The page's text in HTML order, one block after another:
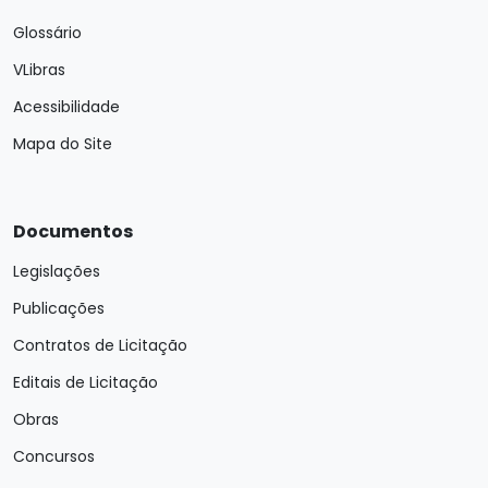
Glossário
VLibras
Acessibilidade
Mapa do Site
Documentos
Legislações
Publicações
Contratos de Licitação
Editais de Licitação
Obras
Concursos